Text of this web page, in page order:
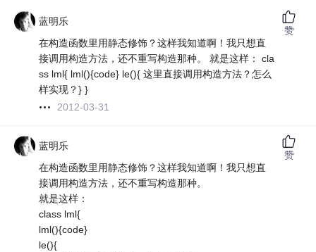
蓝明乐
在构造函数里用静态修饰？这样我知道啊！我只想直
接调用构造方法，还不重写构造那种。 就是这样： cla
ss lml{ lml(){code} le(){ 这里直接调用构造方法？怎么
样实现？} }
2012-03-31
赞
蓝明乐
在构造函数里用静态修饰？这样我知道啊！我只想直
接调用构造方法，还不重写构造那种。
就是这样：
class lml{
lml(){code}
le(){
赞